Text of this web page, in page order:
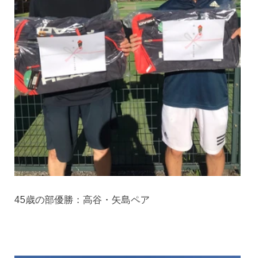
45歳の部優勝：高谷・矢島ペア